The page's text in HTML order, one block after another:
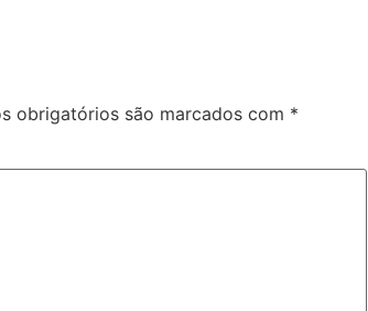
obrigatórios são marcados com *